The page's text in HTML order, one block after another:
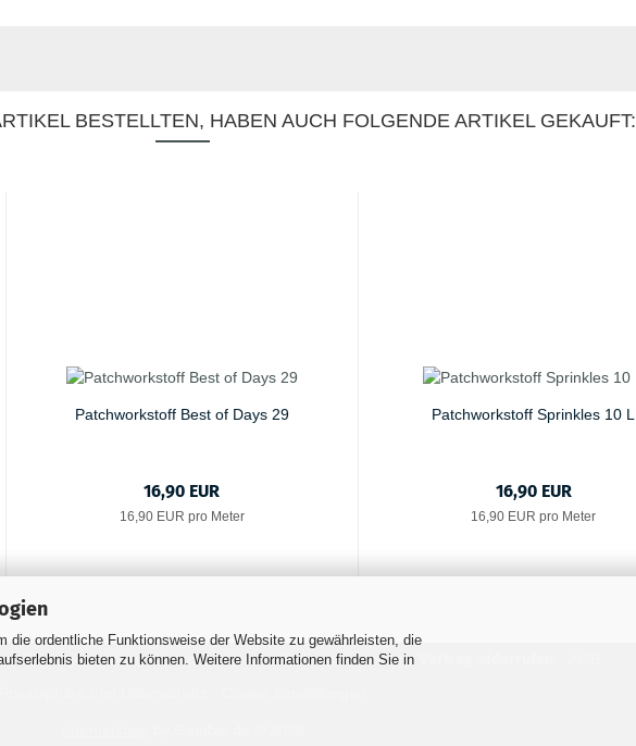
die ordentliche Funktionsweise der Website zu gewährleisten, die
bieten zu können. Weitere Informationen finden Sie in
BESTELLTEN, HABEN AUCH FOLGENDE ARTIKEL GEKAUFT:
Patchworkstoff Best of Days 29
16,90 EUR
16,90 EUR pro Meter
Patchworkstoff Sprinkles 10 L
16,90 EUR
16,90 EUR pro Meter
Widerrufsrecht & Muster-Widerrufsformular